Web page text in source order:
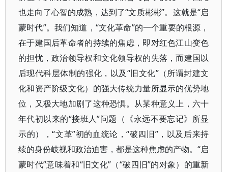
也走向了心智的成熟，达到了“文质彬彬”。这就是“启
蒙时代”。我们知道，“文化革命”的一个重要的根源，
在于建国后革命者的持续的焦虑，即对红色江山变色
的担忧，政治领导权和文化领导权的失落，而建国以
后现代科层体制的强化，以及“旧文化”（所谓封建文
化和资产阶级文化）的强大传统力量所显示的优势地
位，又极大地加剧了这种恐惧。从某种意义上，六十
年代初以来的“接班人”问题（《永远不要忘记》所显
示的），“文革”初的血统论，“破四旧”，以及后来持
续的身份岐视和政治迫害，都是这种焦虑的产物。“启
蒙时代”意味着和“旧文化”（“破四旧”的对象）的重新